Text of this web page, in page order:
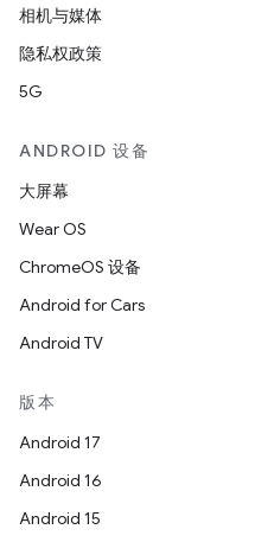
相机与媒体
隐私权政策
5G
ANDROID 设备
大屏幕
Wear OS
ChromeOS 设备
Android for Cars
Android TV
版本
Android 17
Android 16
Android 15